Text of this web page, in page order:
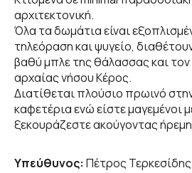
αρχιτεκτονική.
Όλα τα δωμάτια είναι
τηλεόραση και ψυγείο,
βαθύ μπλε της θάλασσας και τον
αρχαίας νήσου Κέρος.
Διατίθεται πλούσιο πρωινό
καφετέρια ενώ είστε μαγεμένοι
ξεκουράζεστε ακούγοντας
Υπεύθυνος: Πέτρος Τερκεσίδης